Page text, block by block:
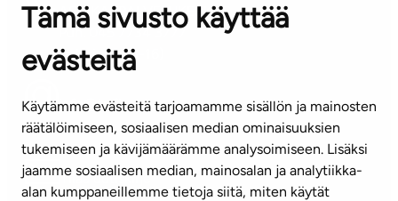
Tämä sivusto käyttää
evästeitä
Käytämme evästeitä tarjoamamme sisällön ja mainosten
räätälöimiseen, sosiaalisen median ominaisuuksien
tukemiseen ja kävijämäärämme analysoimiseen. Lisäksi
jaamme sosiaalisen median, mainosalan ja analytiikka-
alan kumppaneillemme tietoja siitä, miten käytät
ASIAKASPALVELUKESKUS
Puh. 045 7734 3777
(arkisin klo 8-16)
info@ta.fi
Tilaa uutiskirje